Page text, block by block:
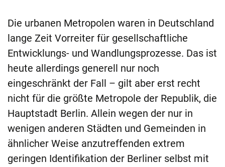
Die urbanen Metropolen waren in Deutschland
lange Zeit Vorreiter für gesellschaftliche
Entwicklungs- und Wandlungsprozesse. Das ist
heute allerdings generell nur noch
eingeschränkt der Fall – gilt aber erst recht
nicht für die größte Metropole der Republik, die
Hauptstadt Berlin. Allein wegen der nur in
wenigen anderen Städten und Gemeinden in
ähnlicher Weise anzutreffenden extrem
geringen Identifikation der Berliner selbst mit